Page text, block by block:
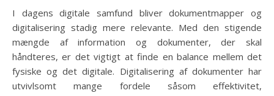
I dagens digitale samfund bliver dokumentmapper og
digitalisering stadig mere relevante. Med den stigende
mængde af information og dokumenter, der skal
håndteres, er det vigtigt at finde en balance mellem det
fysiske og det digitale. Digitalisering af dokumenter har
utvivlsomt mange fordele såsom effektivitet,